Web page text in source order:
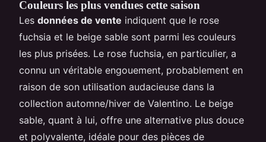
Couleurs les plus vendues cette saison
Les données de vente indiquent que le rose
fuchsia et le beige sable sont parmi les couleurs
les plus prisées. Le rose fuchsia, en particulier, a
connu un véritable engouement, probablement en
raison de son utilisation audacieuse dans la
collection automne/hiver de Valentino. Le beige
sable, quant à lui, offre une alternative plus douce
et polyvalente, idéale pour des pièces de